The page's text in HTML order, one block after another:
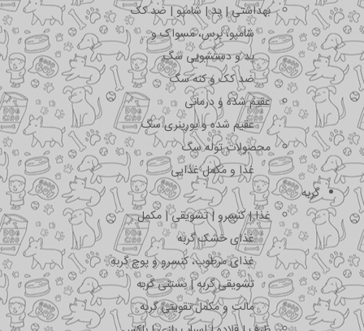
بهداشتی | پد | شامپو | ضد کک
شامپو، برس، مسواک و …
پد و دستشویی سگ
ضد کک و کنه سگ
عقیم شده و درمانی
عقیم شده و یورینری سگ
محصولات توله سگ
غذا و مکمل غذایی
گربه
غذا | کنسرو | تشویقی | مکمل
غذای خشک گربه
غذای مرطوب، کنسرو و پوچ گربه
تشویقی گربه | بستنی گربه
مالت و مکمل تقویتی گربه